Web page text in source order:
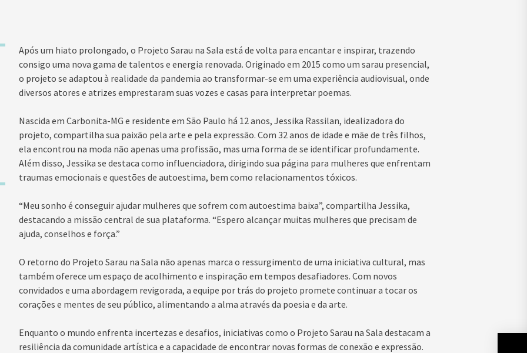
Após um hiato prolongado, o Projeto Sarau na Sala está de volta para encantar e inspirar, trazendo
consigo uma nova gama de talentos e energia renovada. Originado em 2015 como um sarau presencial,
o projeto se adaptou à realidade da pandemia ao transformar-se em uma experiência audiovisual, onde
diversos atores e atrizes emprestaram suas vozes e casas para interpretar poemas.
Nascida em Carbonita-MG e residente em São Paulo há 12 anos, Jessika Rassilan, idealizadora do
projeto, compartilha sua paixão pela arte e pela expressão. Com 32 anos de idade e mãe de três filhos,
ela encontrou na moda não apenas uma profissão, mas uma forma de se identificar profundamente.
Além disso, Jessika se destaca como influenciadora, dirigindo sua página para mulheres que enfrentam
traumas emocionais e questões de autoestima, bem como relacionamentos tóxicos.
“Meu sonho é conseguir ajudar mulheres que sofrem com autoestima baixa”, compartilha Jessika,
destacando a missão central de sua plataforma. “Espero alcançar muitas mulheres que precisam de
ajuda, conselhos e força.”
O retorno do Projeto Sarau na Sala não apenas marca o ressurgimento de uma iniciativa cultural, mas
também oferece um espaço de acolhimento e inspiração em tempos desafiadores. Com novos
convidados e uma abordagem revigorada, a equipe por trás do projeto promete continuar a tocar os
corações e mentes de seu público, alimentando a alma através da poesia e da arte.
Enquanto o mundo enfrenta incertezas e desafios, iniciativas como o Projeto Sarau na Sala destacam a
resiliência da comunidade artística e a capacidade de encontrar novas formas de conexão e expressão.